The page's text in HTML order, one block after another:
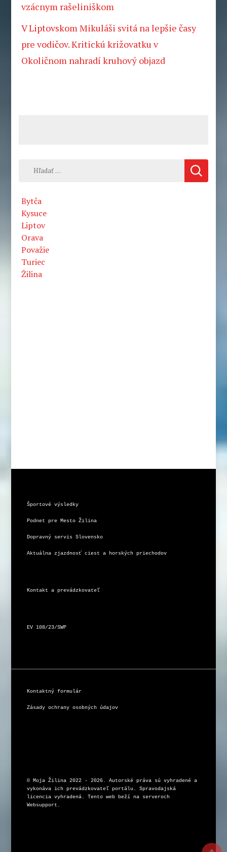
vzácnym rašeliniškom
V Liptovskom Mikuláši svitá na lepšie časy
pre vodičov. Kritickú križovatku v
Okoličnom nahradí kruhový objazd
Hľadať:
Bytča
Kysuce
Liptov
Orava
Považie
Turiec
Žilina
Športové výsledky
Podnet pre Mesto Žilina
Dopravný servis Slovensko
Aktuálna zjazdnosť ciest a horských priechodov
Kontakt a prevádzkovateľ
EV 108/23/SWP
Kontaktný formulár
Zásady ochrany osobných údajov
© Moja Žilina 2022 - 2026. Autorské práva sú vyhradené a
vykonáva ich prevádzkovateľ portálu. Spravodajská
licencia vyhradená. Tento web beží na serveroch